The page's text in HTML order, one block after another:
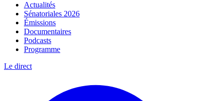
Actualités
Sénatoriales 2026
Émissions
Documentaires
Podcasts
Programme
Le direct